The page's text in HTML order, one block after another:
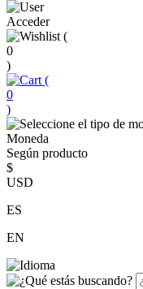
Acceder
(
0
)
(
0
)
Moneda
Según producto
$
USD
ES
EN